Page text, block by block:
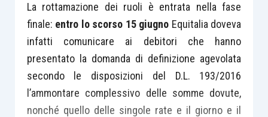
La rottamazione dei ruoli è entrata nella fase
finale: entro lo scorso 15 giugno Equitalia doveva
infatti comunicare ai debitori che hanno
presentato la domanda di definizione agevolata
secondo le disposizioni del D.L. 193/2016
l’ammontare complessivo delle somme dovute,
nonché quello delle singole rate e il giorno e il